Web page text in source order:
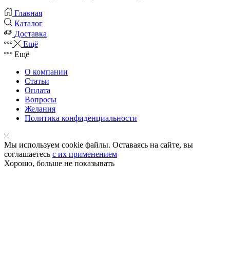
Главная
Каталог
Доставка
Ещё
Ещё
О компании
Статьи
Оплата
Вопросы
Желания
Политика конфиденциальности
Мы используем cookie файлы. Оставаясь на сайте, вы
соглашаетесь с их применением
Хорошо, больше не показывать